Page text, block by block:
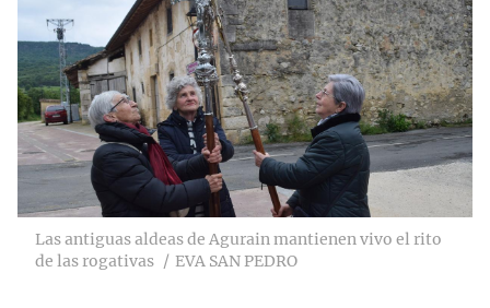
Las antiguas aldeas de Agurain mantienen vivo el rito
de las rogativas
EVA SAN PEDRO